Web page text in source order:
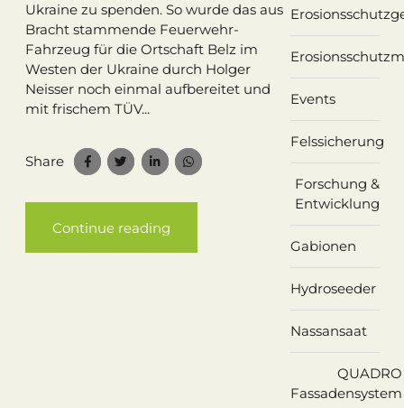
Ukraine zu spenden. So wurde das aus
Bracht stammende Feuerwehr-
Fahrzeug für die Ortschaft Belz im
Westen der Ukraine durch Holger
Neisser noch einmal aufbereitet und
mit frischem TÜV...
Share
Continue reading
Events
Felssicherung
Forschung &
Entwicklung
Gabionen
Hydroseeder
Nassansaat
QUADRO
Fassadensystem